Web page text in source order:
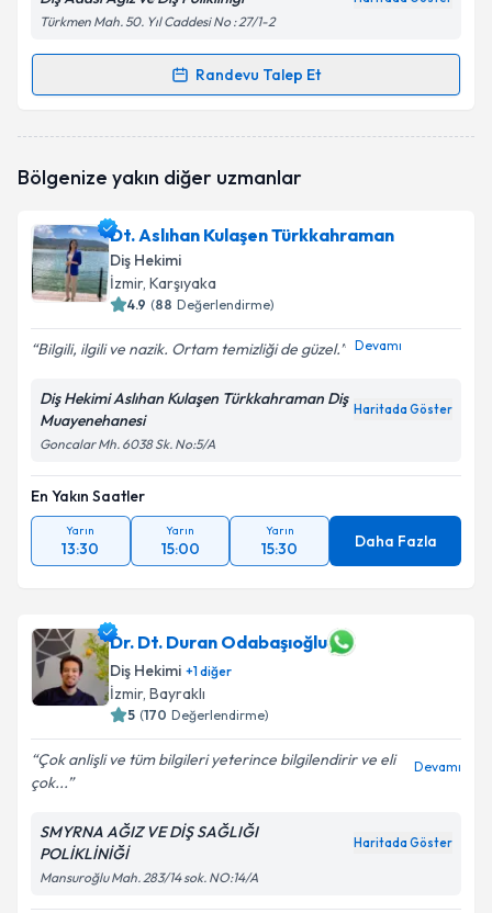
Kişisel verilerimin işlenmesine ilişkin
Metni'ni okudum ve kişisel verilerimin belirtilen
Takvim Talebini Gönder
Türkmen Mah. 50. Yıl Caddesi No : 27/1-2
Randevu Talep Et
Randevu Takvimi Talebi
talebi oluşturun. Size bu uzmandan randevu almanız
bilgilendireceğiz.
E-posta Adresiniz
Metni'ni okudum ve kişisel verilerimin belirtilen
kapsamda işlenmesini kabul ediyorum.
Bölgenize yakın diğer uzmanlar
Dt. Aslıhan Kulaşen Türkkahraman
Diş Hekimi
İzmir, Karşıyaka
4.9 (88 Değerlendirme)
Bilgili, ilgili ve nazik. Ortam temizliği de güzel. Devamı
Diş Hekimi Aslıhan Kulaşen Türkkahraman Diş
Muayenehanesi
Haritada Göster
Goncalar Mh. 6038 Sk. No:5/A
En Yakın Saatler
Yarın
13:30
Yarın
15:00
Yarın
15:30 Daha Fazla
Dr. Dt. Duran Odabaşıoğlu
Diş Hekimi +1diğer
İzmir, Bayraklı
5 (170 Değerlendirme)
Çok anlişli ve tüm bilgileri yeterince bilgilendirir ve eli
çok...
Devamı
SMYRNA AĞIZ VE DİŞ SAĞLIĞI
POLİKLİNİĞİ
Haritada Göster
Mansuroğlu Mah. 283/14 sok. NO:14/A